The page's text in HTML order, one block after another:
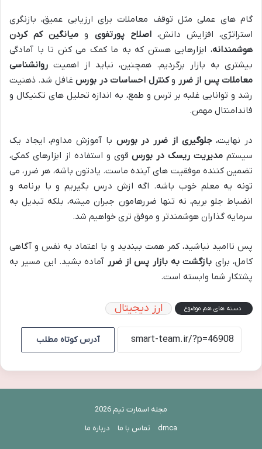
گام های عملی مثل توقف معاملات برای ارزیابی عمیق، بازنگری
استراتژی، افزایش دانش،اصلاح پورتفوی و میانگین کم کردن
هوشمندانه، ابزارهایی هستن که به ما کمک می کنن تا با آمادگی
بیشتری به بازار برگردیم. همچنین، نباید از اهمیت روانشناسی
معاملات پس از ضرر وکنترل احساسات در بورسغافل شد. ذهنیت
رشد و توانایی غلبه بر ترس و طمع، به اندازه تحلیل های تکنیکال و
فاندامنتال مهمن.
در نهایت،جلوگیری از ضرر در بورس با آموزش مداوم، ایجاد یک
سیستم مدیریت ریسک در بورسقوی و استفاده از ابزارهای کمکی،
تضمین کننده موفقیت های آینده ماست. یادتون باشه، هر ضرر، می
تونه یه معلم خوب باشه. اگه ازش درس بگیریم و با برنامه و
انضباط جلو بریم، نه تنها ضررهامون جبران میشه، بلکه تبدیل به
سرمایه گذاران هوشمندتر و موفق تری خواهیم شد.
پس ناامید نباشید، کمر همت ببندید و با اعتماد به نفس و آگاهی
کامل، برای بازگشت به بازار پس از ضرر آماده بشید. این مسیر به
پشتکار شما وابسته است.
دسته های هم موضوع ارز دیجیتال
آدرس کوتاه مطلب
مجله اسمارت تیم 2026
dmca
تماس با ما درباره ما